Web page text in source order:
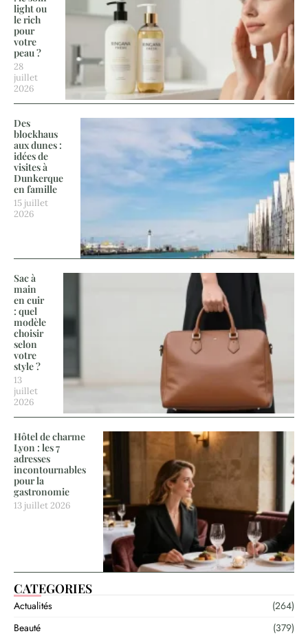
light ou
le rich
pour
votre
peau ?
28
juillet
2026
Des
blockhaus
aux dunes :
idées de
visites à
Dunkerque
en famille
15 juillet
2026
Sac à
main
en cuir
: quel
modèle
choisir
selon
votre
style ?
13
juillet
2026
Hôtel de charme
Lyon : les 7
adresses
incontournables
pour la
gastronomie
13 juillet 2026
CATEGORIES
Actualités
(264)
Beauté
(379)